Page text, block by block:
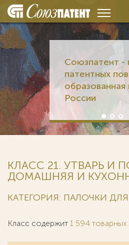
Союзпатент -
патентных
России
КЛАСС 21. УТВАРЬ И
ДОМАШНЯЯ И
КАТЕГОРИЯ: ПАЛОЧКИ
Класс содержит 1 594 товарных